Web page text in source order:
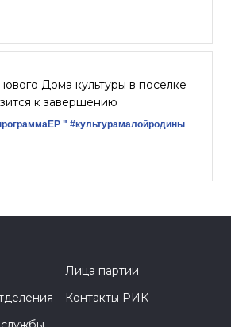
Дома культуры в поселке
к завершению
" #культурамалойродины
Лица партии
Контакты РИК